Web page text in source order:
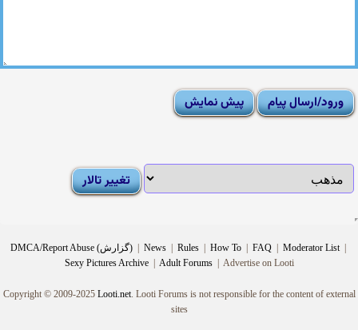
DMCA/Report Abuse (گزارش) | News | Rules | How To | FAQ | Moderator List |
Sexy Pictures Archive | Adult Forums |Advertise on Looti
Copyright © 2009-2025 Looti.net. Looti Forums is not responsible for the content of external
sites